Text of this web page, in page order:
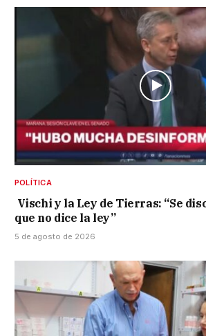
POLÍTICA
Vischi y la Ley de Tierras: “Se
que no dice la ley”
5 de agosto de 2026